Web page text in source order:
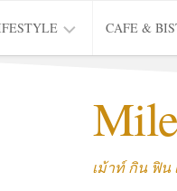
CAFE &
CAFE
เม้าท์ กิน ฟิน